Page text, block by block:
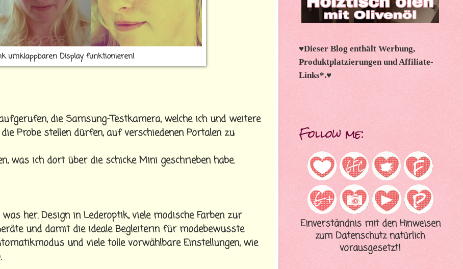
umklappbaren Display funktionieren!
die Samsung-Testkamera, welche ich und weitere
Probe stellen dürfen, auf verschiedenen Portalen zu
was ich dort über die schicke Mini geschrieben habe.
her. Design in Lederoptik, viele modische Farben zur
und damit die ideale Begleiterin für modebewusste
und viele tolle vorwählbare Einstellungen, wie
♥Dieser Blog enthält Werbung,
Produktplatzierungen und Affiliate-
Links*.♥
Follow me:
Einverständnis mit den Hinweisen
zum Datenschutz natürlich
vorausgesetzt!